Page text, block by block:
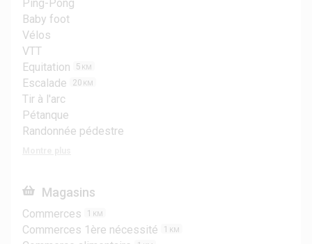
Ping-Pong
Baby foot
Vélos
VTT
Equitation
5 KM
Escalade 20 KM
Tir à l'arc
Pétanque
Randonnée pédestre
Magasins
Commerces 1 KM
Commerces 1ère nécessité 1 KM